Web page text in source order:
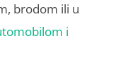
brodom ili u
i